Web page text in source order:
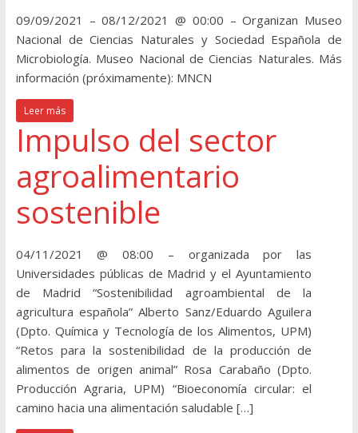
09/09/2021 – 08/12/2021 @ 00:00 – Organizan Museo
Nacional de Ciencias Naturales y Sociedad Española de
Microbiología. Museo Nacional de Ciencias Naturales. Más
información (próximamente): MNCN
Leer más
Impulso del sector
agroalimentario
sostenible
04/11/2021 @ 08:00 – organizada por las
Universidades públicas de Madrid y el Ayuntamiento
de Madrid “Sostenibilidad agroambiental de la
agricultura española” Alberto Sanz/Eduardo Aguilera
(Dpto. Química y Tecnología de los Alimentos, UPM)
“Retos para la sostenibilidad de la producción de
alimentos de origen animal” Rosa Carabaño (Dpto.
Producción Agraria, UPM) “Bioeconomía circular: el
camino hacia una alimentación saludable […]